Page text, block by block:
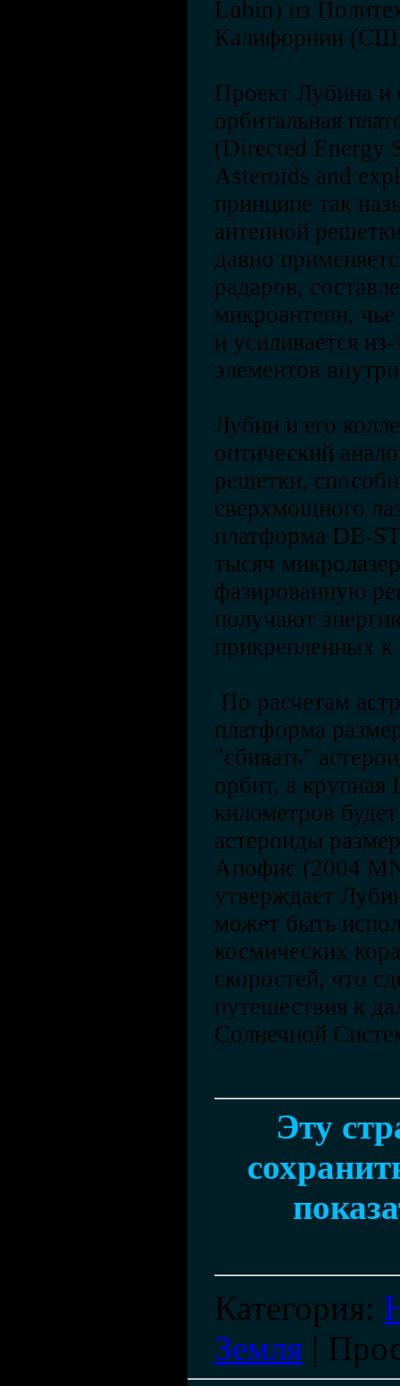
Lubin) из
Калифорнии
Проект Лубина и
орбитальная
(Directed Energy
Asteroids and
принципе так
антенной
давно
радаров,
микроантенн,
и усиливается
элементов
Лубин и его
оптический
решетки,
сверхмощного
платформа DE-
тысяч
фазированную
получают
прикрепленных
По расчетам
платформа
"сбивать"
орбит, а
километров
астероиды
Апофис (2004
утверждает
может быть
космических
скоростей, что
путешествия к
Солнечной
Эту
Категория:
Земля |